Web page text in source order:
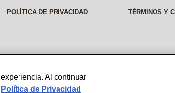
POLÍTICA DE PRIVACIDAD TÉRMINOS Y
Al continuar
Política de Privacidad